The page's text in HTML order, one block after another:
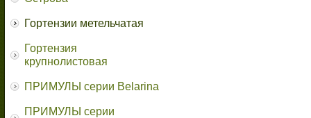
Гортензии метельчатая
Гортензия
крупнолистовая
ПРИМУЛЫ серии Belarina
ПРИМУЛЫ серии